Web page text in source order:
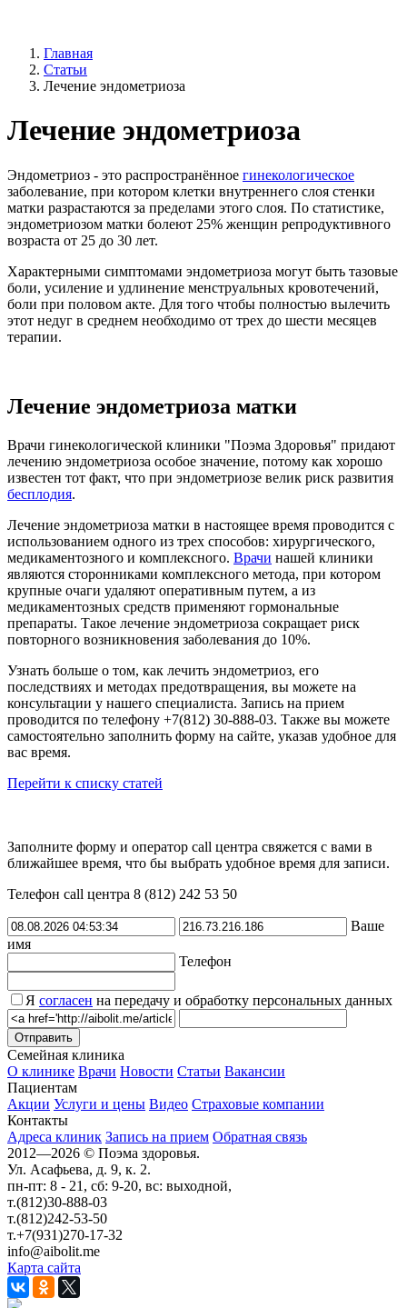
Главная
Статьи
Лечение эндометриоза
Лечение эндометриоза
Эндометриоз - это распространённое гинекологическое
заболевание, при котором клетки внутреннего слоя стенки
матки разрастаются за пределами этого слоя. По статистике,
эндометриозом матки болеют 25% женщин репродуктивного
возраста от 25 до 30 лет.
Характерными симптомами эндометриоза могут быть тазовые
боли, усиление и удлинение менструальных кровотечений,
боли при половом акте. Для того чтобы полностью вылечить
этот недуг в среднем необходимо от трех до шести месяцев
терапии.
Лечение эндометриоза матки
Врачи гинекологической клиники "Поэма Здоровья" придают
лечению эндометриоза особое значение, потому как хорошо
известен тот факт, что при эндометриозе велик риск развития
бесплодия.
Лечение эндометриоза матки в настоящее время проводится с
использованием одного из трех способов: хирургического,
медикаментозного и комплексного. Врачи нашей клиники
являются сторонниками комплексного метода, при котором
крупные очаги удаляют оперативным путем, а из
медикаментозных средств применяют гормональные
препараты. Такое лечение эндометриоза сокращает риск
повторного возникновения заболевания до 10%.
Узнать больше о том, как лечить эндометриоз, его
последствиях и методах предотвращения, вы можете на
консультации у нашего специалиста. Запись на прием
проводится по телефону +7(812) 30-888-03. Также вы можете
самостоятельно заполнить форму на сайте, указав удобное для
вас время.
Перейти к списку статей
Заполните форму и оператор call центра свяжется с вами в
ближайшее время, что бы выбрать удобное время для записи.
Телефон call центра 8 (812) 242 53 50
Ваше
имя
Телефон
Я согласен на передачу и обработку персональных данных
Семейная клиника
О клинике Врачи Новости Статьи Вакансии
Пациентам
Акции Услуги и цены Видео Страховые компании
Контакты
Адреса клиник Запись на прием Обратная связь
2012—2026 © Поэма здоровья.
Ул. Асафьева, д. 9, к. 2.
пн-пт: 8 - 21, cб: 9-20, вс: выходной,
т.(812)30-888-03
т.(812)242-53-50
т.+7(931)270-17-32
info@aibolit.me
Карта сайта